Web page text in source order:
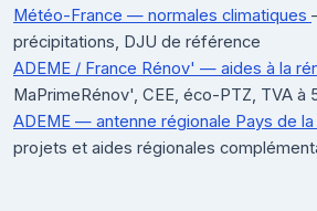
Météo-France — normales climatiques
précipitations, DJU de référence
ADEME / France Rénov' — aides à la
MaPrimeRénov', CEE, éco-PTZ, TVA à
ADEME — antenne régionale Pays de
projets et aides régionales